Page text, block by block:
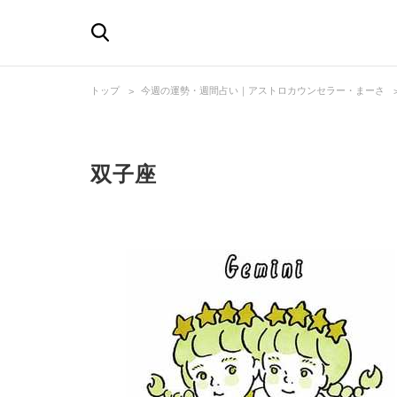
トップ 今週の運勢・週間占い｜アストロカウンセラー・まーさ
双子座